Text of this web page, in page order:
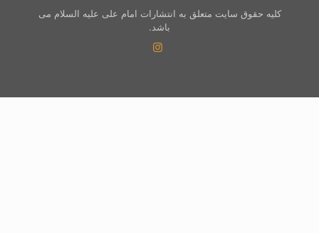
کلیه حقوق سایت متعلق به انتشارات امام علی علیه السلام می
باشد.